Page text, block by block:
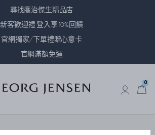
尋找喬治傑生精品店
新客歡迎禮 登入享10%回饋
官網獨家/下單禮贈心意卡
官網滿額免運
0